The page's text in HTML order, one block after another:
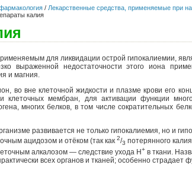
/ Лекарственные средства, применяемые при
калия
для ликвидации острой гипокалиемии,
выраженной недостаточности этого иона
и магния.
во вне клеточной жидкости и плазме крови его
клеточных мембран, для активации функции
многих белков, в том числе сократительных
развивается не только гипокалиемия, но и
ацидозом и отёком (так как 2/3 потерянного
алкалозом — следствие ухода Н+ в ткани.
всех органов и тканей; особенно страдает